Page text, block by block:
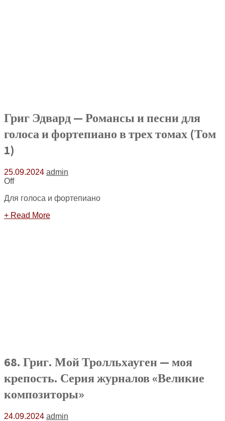
Григ Эдвард — Романсы и песни для
голоса и фортепиано в трех томах (Том
1)
25.09.2024 admin
Off
Для голоса и фортепиано
+ Read More
68. Григ. Мой Тролльхауген — моя
крепость. Серия журналов «Великие
композиторы»
24.09.2024 admin